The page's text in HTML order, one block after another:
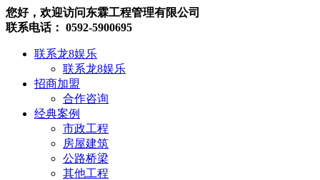
您好，欢迎访问东霖工程管理有限公司
联系电话： 0592-5900695
联系龙8娱乐
联系龙8娱乐
招商加盟
合作咨询
经典案例
市政工程
房屋建筑
公路桥梁
其他工程